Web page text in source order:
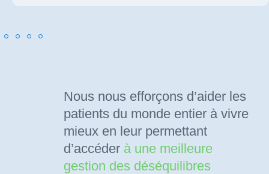
Nous nous efforçons d’aider les
patients du monde entier à vivre
mieux en leur permettant
d’accéder à une meilleure
gestion des déséquilibres